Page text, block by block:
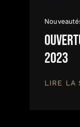
2023
LIRE LA